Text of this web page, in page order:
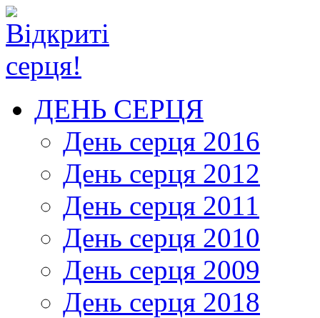
ДЕНЬ СЕРЦЯ
День серця 2016
День серця 2012
День серця 2011
День серця 2010
День серця 2009
День серця 2018